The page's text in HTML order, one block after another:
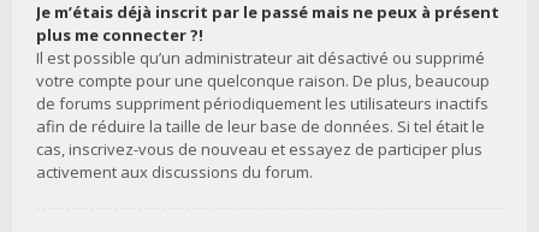
Je m’étais déjà inscrit par le passé mais ne peux à présent
plus me connecter ?!
Il est possible qu’un administrateur ait désactivé ou supprimé
votre compte pour une quelconque raison. De plus, beaucoup
de forums suppriment périodiquement les utilisateurs inactifs
afin de réduire la taille de leur base de données. Si tel était le
cas, inscrivez-vous de nouveau et essayez de participer plus
activement aux discussions du forum.